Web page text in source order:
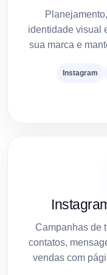
identidade visual
sua marca e
Instagram
Campanhas de
contatos,
vendas com